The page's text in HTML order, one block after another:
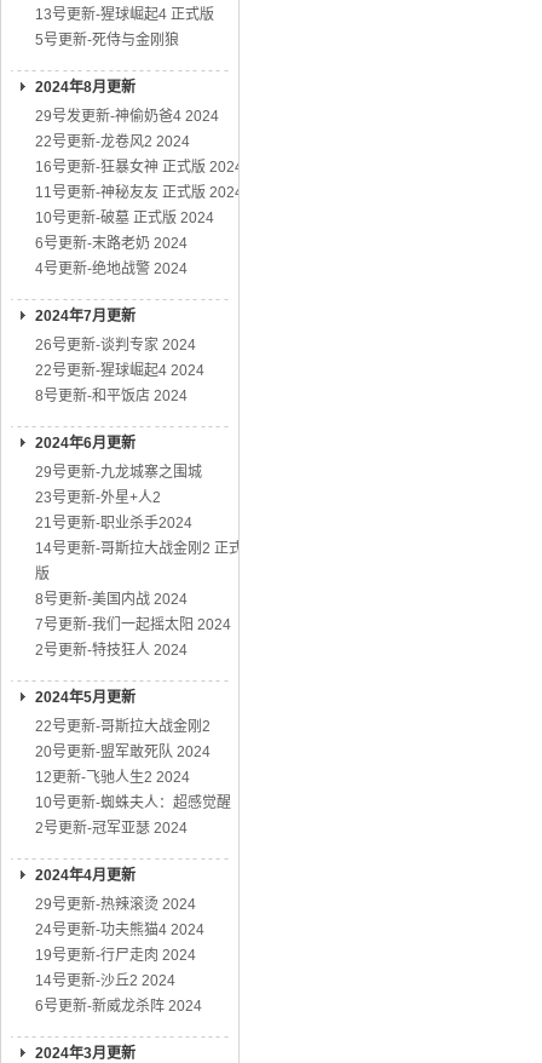
13号更新-猩球崛起4 正式版
5号更新-死侍与金刚狼
2024年8月更新
29号发更新-神偷奶爸4 2024
22号更新-龙卷风2 2024
16号更新-狂暴女神 正式版 2024
11号更新-神秘友友 正式版 2024
10号更新-破墓 正式版 2024
6号更新-末路老奶 2024
4号更新-绝地战警 2024
2024年7月更新
26号更新-谈判专家 2024
22号更新-猩球崛起4 2024
8号更新-和平饭店 2024
2024年6月更新
29号更新-九龙城寨之围城
23号更新-外星+人2
21号更新-职业杀手2024
14号更新-哥斯拉大战金刚2 正式
版
8号更新-美国内战 2024
7号更新-我们一起摇太阳 2024
2号更新-特技狂人 2024
2024年5月更新
22号更新-哥斯拉大战金刚2
20号更新-盟军敢死队 2024
12更新-飞驰人生2 2024
10号更新-蜘蛛夫人：超感觉醒
2号更新-冠军亚瑟 2024
2024年4月更新
29号更新-热辣滚烫 2024
24号更新-功夫熊猫4 2024
19号更新-行尸走肉 2024
14号更新-沙丘2 2024
6号更新-新威龙杀阵 2024
2024年3月更新